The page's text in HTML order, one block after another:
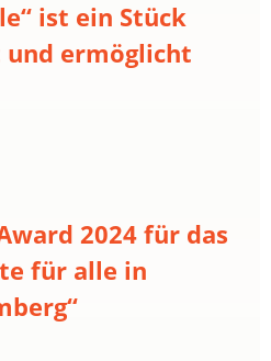
ist ein Stück
ermöglicht
2024 für das
für alle in